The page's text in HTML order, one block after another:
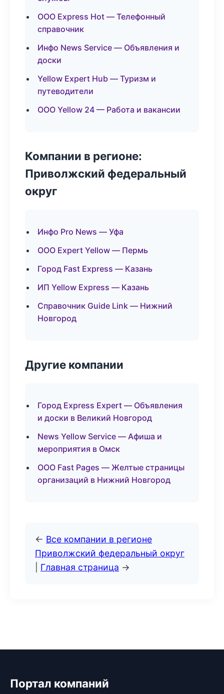
ООО Express Hot — Телефонный
справочник
Инфо News Service — Объявления и
доски
Yellow Expert Hub — Туризм и
путеводители
ООО Yellow 24 — Работа и вакансии
Компании в регионе:
Приволжский федеральный
округ
Инфо Pro News — Уфа
ООО Expert Yellow — Пермь
Город Fast Express — Казань
ИП Yellow Express — Казань
Справочник Guide Link — Нижний
Новгород
Другие компании
Город Express Expert — Объявления
и доски в Великий Новгород
News Yellow Service — Афиша и
мероприятия в Омск
ООО Fast Pages — Желтые страницы
организаций в Нижний Новгород
← Все компании в регионе
Приволжский федеральный округ
Главная страница →
Портал компаний